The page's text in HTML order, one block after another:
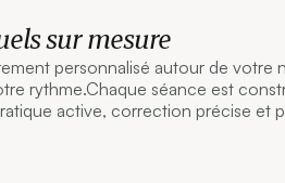
sur mesure
personnalisé autour de votre
rythme.Chaque séance est
active, correction précise et